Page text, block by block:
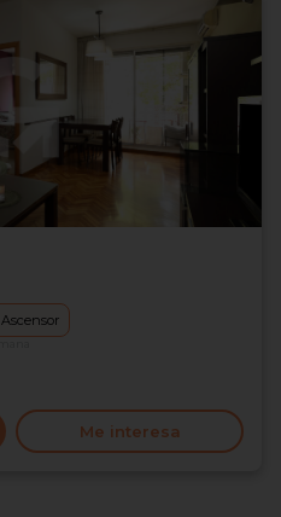
Ascensor
Me interesa